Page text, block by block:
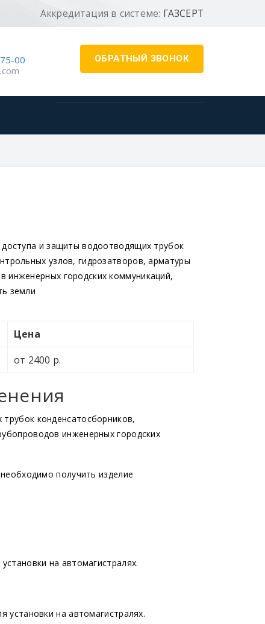
Аккредитация в системе: ГАЗСЕРТ
ОБРАТНЫЙ ЗВОНОК
00
доступа и защиты водоотводящих трубок
узлов, гидрозатворов, арматуры
инженерных городских коммуникаций,
земли
Цена
от 2400 р.
конденсатосборников,
инженерных городских
получить изделие
на автомагистралях.
установки на автомагистралях.